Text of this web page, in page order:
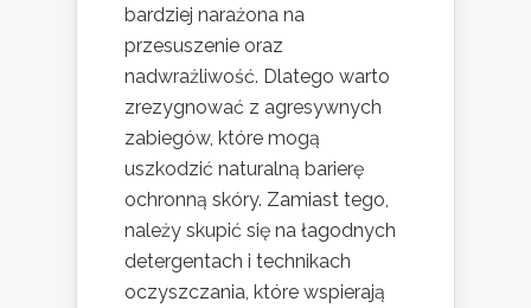
bardziej narażona na
przesuszenie oraz
nadwrażliwość. Dlatego warto
zrezygnować z agresywnych
zabiegów, które mogą
uszkodzić naturalną barierę
ochronną skóry. Zamiast tego,
należy skupić się na łagodnych
detergentach i technikach
oczyszczania, które wspierają